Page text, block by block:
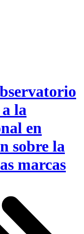
la
en
sobre la
marcas